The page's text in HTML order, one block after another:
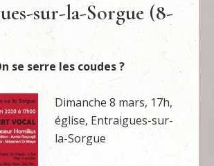
sur-la-Sorgue (8-
se serre les coudes ?
Dimanche 8 mars, 17h,
église, Entraigues-sur-
la-Sorgue